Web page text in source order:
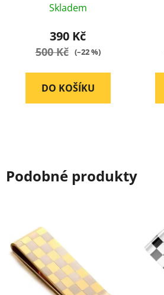
hodnocení
produktu
je
5
Skladem
390 Kč
500 Kč (–22 %)
DO KOŠÍKU
Podobné produkty